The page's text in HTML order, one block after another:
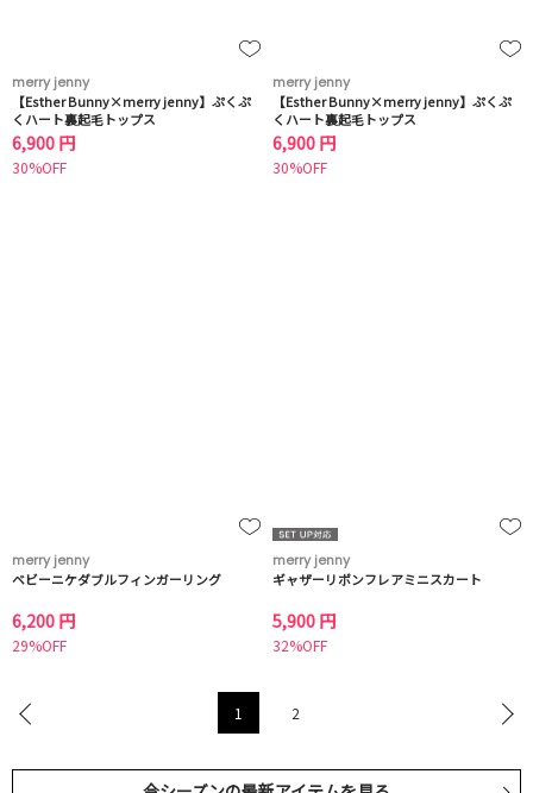
merry jenny
【Esther Bunny×merry jenny】ぷくぷ
くハート裏起毛トップス
6,900 円
30%OFF
merry jenny
【Esther Bunny×merry jenny】ぷくぷ
くハート裏起毛トップス
6,900 円
30%OFF
merry jenny
ベビーニケダブルフィンガーリング
6,200 円
29%OFF
merry jenny
ギャザーリボンフレアミニスカート
5,900 円
32%OFF
1 2